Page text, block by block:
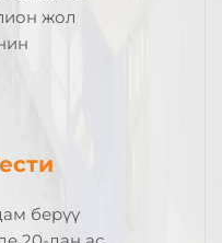
жол
берүү